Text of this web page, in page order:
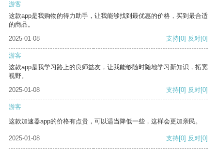
游客
这款app是我购物的得力助手，让我能够找到最优惠的价格，买到最合适
的商品。
2025-01-08
支持[0] 反对[0]
游客
这款app是我学习路上的良师益友，让我能够随时随地学习新知识，拓宽
视野。
2025-01-08
支持[0] 反对[0]
游客
这款加速器app的价格有点贵，可以适当降低一些，这样会更加亲民。
2025-01-08 支持[0] 反对[0]